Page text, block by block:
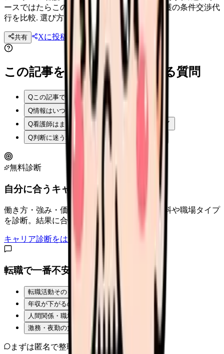
ースではたらこの逆指名求人とレバウェル看護の条件交渉代
行を比較. 選び方を解説.
共有 Xに投稿 LINE 投稿文コピー
この記事を読む前後によくある質問
Qこの記事では何を確認できますか？
Q情報はいつ時点のものですか？
Q看護師はまず何から確認すればよいですか？
Q判断に迷う場合はどうすればよいですか？
無料診断
自分に合うキャリアタイプは？
働き方・強み・価値観から、向いている診療科や職場タイプ
を診断。結果に合う求人も表示。
キャリア診断をはじめる
転職で一番不安なことは？
転職活動そのものが不安
年収が下がるのが怖い
人間関係・職場の雰囲気
激務・夜勤の負担
まずは匿名で整理